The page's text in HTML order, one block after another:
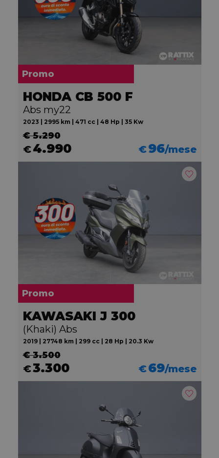
Promo
HONDA CB 500 F
Abs my22
2023 | 2995 km | 471 cc | 48 Hp | 35 Kw
€ 5.290
€4.990 €96/mese
Promo
KAWASAKI J 300
(Khaki) Abs
2019 | 27748 km | 299 cc | 28 Hp | 20.3 Kw
€ 3.500
€3.300 €69/mese